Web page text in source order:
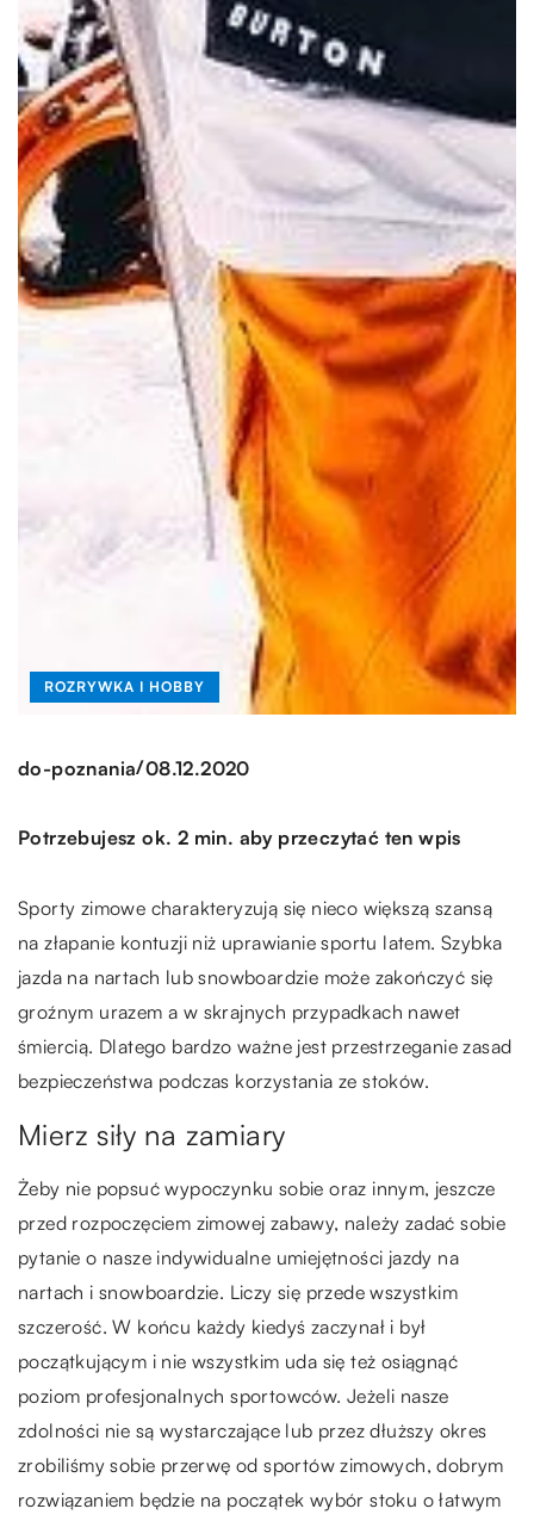
ROZRYWKA I HOBBY
do-poznania/08.12.2020
Potrzebujesz ok. 2 min. aby przeczytać ten wpis
Sporty zimowe charakteryzują się nieco większą szansą
na złapanie kontuzji niż uprawianie sportu latem. Szybka
jazda na nartach lub snowboardzie może zakończyć się
groźnym urazem a w skrajnych przypadkach nawet
śmiercią. Dlatego bardzo ważne jest przestrzeganie zasad
bezpieczeństwa podczas korzystania ze stoków.
Mierz siły na zamiary
Żeby nie popsuć wypoczynku sobie oraz innym, jeszcze
przed rozpoczęciem zimowej zabawy, należy zadać sobie
pytanie o nasze indywidualne umiejętności jazdy na
nartach i snowboardzie. Liczy się przede wszystkim
szczerość. W końcu każdy kiedyś zaczynał i był
początkującym i nie wszystkim uda się też osiągnąć
poziom profesjonalnych sportowców. Jeżeli nasze
zdolności nie są wystarczające lub przez dłuższy okres
zrobiliśmy sobie przerwę od sportów zimowych, dobrym
rozwiązaniem będzie na początek wybór stoku o łatwym